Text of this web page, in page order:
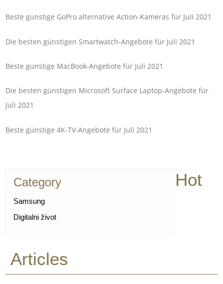
Beste günstige GoPro alternative Action-Kameras für Juli 2021
Die besten günstigen Smartwatch-Angebote für Juli 2021
Beste günstige MacBook-Angebote für Juli 2021
Die besten günstigen Microsoft Surface Laptop-Angebote für
Juli 2021
Beste günstige 4K-TV-Angebote für Juli 2021
Category
Samsung
Digitalni život
Hot
Articles